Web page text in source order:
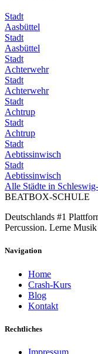
Stadt
Aasbüttel
Stadt
Aasbüttel
Stadt
Achterwehr
Stadt
Achterwehr
Stadt
Achtrup
Stadt
Achtrup
Stadt
Aebtissinwisch
Stadt
Aebtissinwisch
Alle Städte in
BEATBOX-SCHULE
Deutschlands #1
Percussion. Lerne
Navigation
Home
Crash-Kurs
Blog
Kontakt
Rechtliches
Impressum